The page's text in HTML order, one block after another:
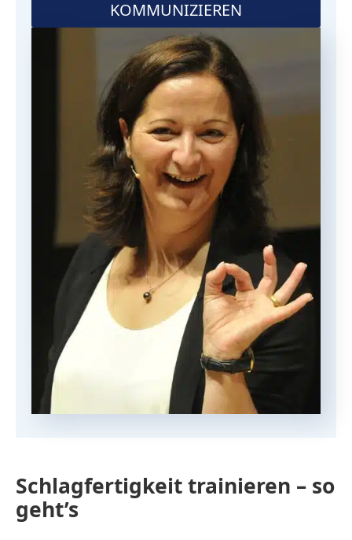
KOMMUNIZIEREN
Schlagfertigkeit trainieren – so
geht’s